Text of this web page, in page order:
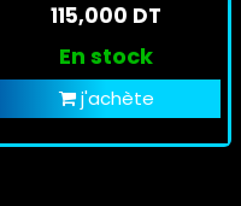
RGB
115,000 DT
En stock
j'achète